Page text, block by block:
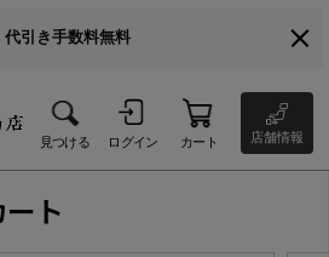
引き手数料無料
見つける ログイン カート 店舗情報
ト